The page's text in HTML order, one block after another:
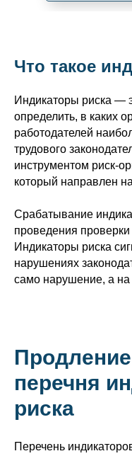
Что такое
Индикаторы риска —
определить, в каких
работодателей
трудового
инструментом риск-
который направлен
Срабатывание
проведения
Индикаторы риска
нарушениях
само нарушение, а на
перечня
риска
Перечень